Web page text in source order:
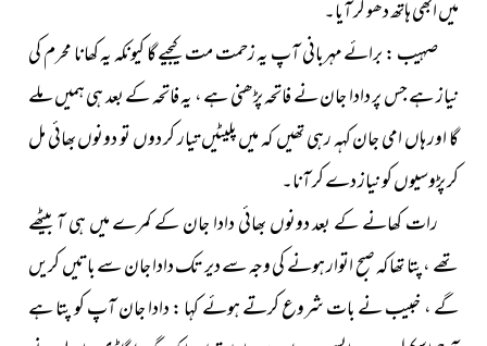
میں ابھی ہاتھ دھو کر آیا۔
صہیب : برائے مہربانی آپ یہ زحمت مت کیجیے گا کیونکہ یہ کھانا محرم کی
نیاز ہے جس پر دادا جان نے فاتحہ پڑھنی ہے ، یہ فاتحہ کے بعد ہی ہمیں ملے
گا اور ہاں امی جان کہہ رہی تھیں کہ میں پلیٹیں تیار کر دوں تو دونوں بھائی مل
کر پڑوسیوں کو نیاز دے کر آنا۔
رات کھانے کے بعد دونوں بھائی دادا جان کے کمرے میں ہی آ بیٹھے
تھے ، پتا تھا کہ صبح اتوار ہونے کی وجہ سے دیر تک دادا جان سے باتیں کریں
گے ، خبیب نے بات شروع کرتے ہوئے کہا : دادا جان آپ کو پتا ہے